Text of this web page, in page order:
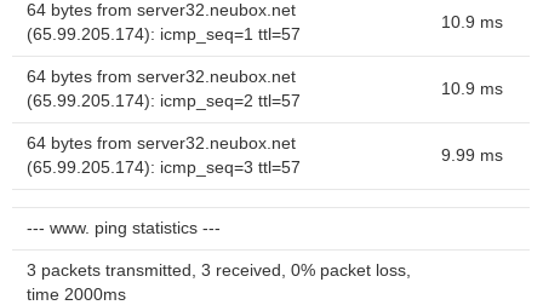
64 bytes from server32.neubox.net
(65.99.205.174): icmp_seq=1 ttl=57
10.9 ms
64 bytes from server32.neubox.net
(65.99.205.174): icmp_seq=2 ttl=57
10.9 ms
64 bytes from server32.neubox.net
(65.99.205.174): icmp_seq=3 ttl=57
9.99 ms
--- www. ping statistics ---
3 packets transmitted, 3 received, 0% packet loss,
time 2000ms